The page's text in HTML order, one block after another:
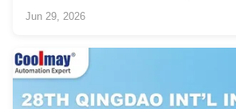
компактными, надежными и
модули, увели...
Jun 29, 2026